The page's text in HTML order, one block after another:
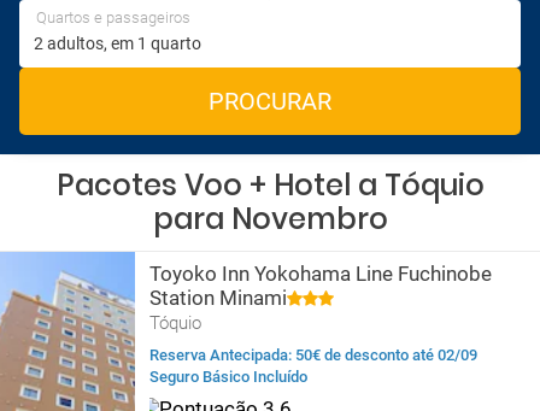
Quartos e passageiros
PROCURAR
Pacotes Voo + Hotel a Tóquio
para Novembro
Toyoko Inn Yokohama Line Fuchinobe
Station Minami
Tóquio
Reserva Antecipada: 50€ de desconto até 02/09
Seguro Básico Incluído